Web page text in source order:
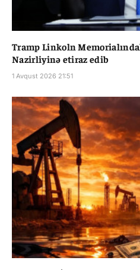
Tramp Linkoln
Nazirliyinə etiraz edib
1 Avqust 2026 21:51